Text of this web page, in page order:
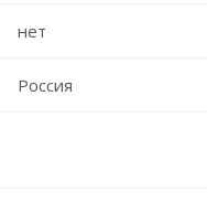
нет
Россия